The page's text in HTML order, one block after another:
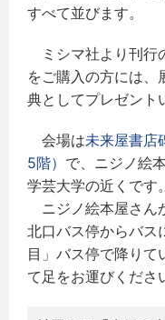
すべて並びます。
ミシマ社より刊行
をご購入の方には、
典としてプレゼント
会場は未来屋書店
5階） で、ニジノ絵
学芸大学の近くです。
ニジノ絵本屋さん
北口バス停からバス
目」バス停で降りて
て足をお運びくださ